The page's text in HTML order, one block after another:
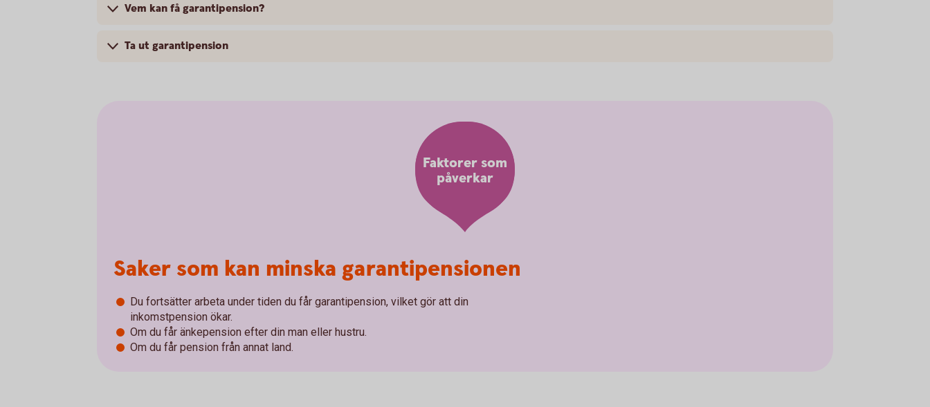
Vem kan få garantipension?
Ta ut garantipension
Faktorer som
påverkar
Saker som kan minska garantipensionen
Du fortsätter arbeta under tiden du får garantipension, vilket gör att din
inkomstpension ökar.
Om du får änkepension efter din man eller hustru.
Om du får pension från annat land.